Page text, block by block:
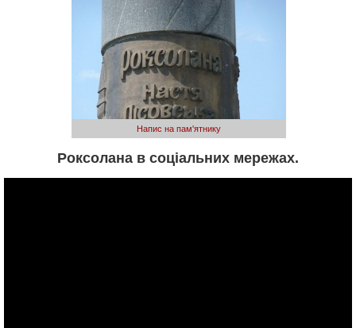
Напис на пам'ятнику
Роксолана в соціальних мережах.